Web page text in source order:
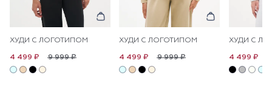
ХУДИ С ЛОГОТИПОМ
9 999 ₽
4 499 ₽
ХУДИ С ЛОГОТИПОМ
9 999 ₽
4 499 ₽
ХУДИ С
4 499 ₽